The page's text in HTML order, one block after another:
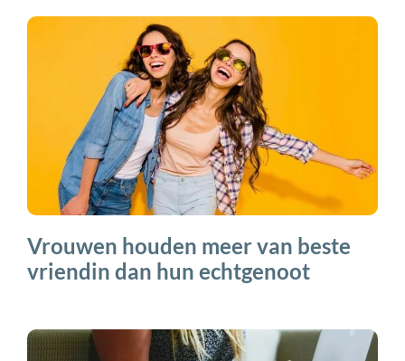
Vrouwen houden meer van beste
vriendin dan hun echtgenoot